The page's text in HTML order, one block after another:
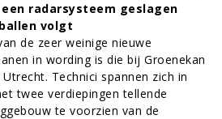
radarsysteem geslagen
volgt
de zeer weinige nieuwe
in wording is die bij Groenekan
Technici spannen zich in
twee verdiepingen tellende
te voorzien van de